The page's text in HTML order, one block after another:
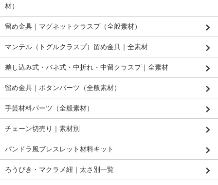
材）
留め金具｜マグネットクラスプ（全般素材）
マンテル（トグルクラスプ）留め金具｜全素材
差し込み式・バネ式・中折れ・中留クラスプ｜全素材
留め金具｜ボタンパーツ（全般素材）
手芸材料パーツ（全般素材）
チェーン切売り｜素材別
パンドラ風ブレスレット材料キット
ろうびき・マクラメ紐｜太さ別一覧